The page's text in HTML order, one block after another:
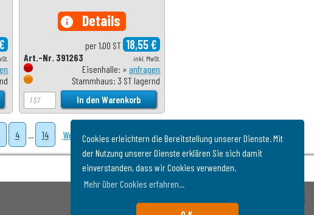
Cookies erleichtern die Bereitstellung unserer Dienste. Mit
der Nutzung unserer Dienste erklären Sie sich damit
einverstanden, dass wir Cookies verwenden.
Mehr über Cookies erfahren...
info Details
per 1,00 ST 18,55 €
inkl. MwSt.
Art.-Nr. 391263
Eisenhalle: » anfragen
Stammhaus: 3 ST lagernd
4 ... 14 Weiter